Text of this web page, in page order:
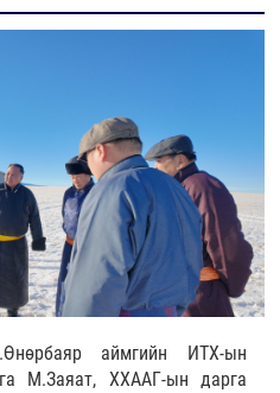
аймгийн ИТХ-ын
М.Заяат, ХХААГ-ын дарга